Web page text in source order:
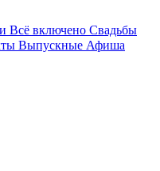
Всё включено Свадьбы
Выпускные Афиша